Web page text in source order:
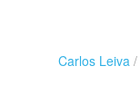
Carlos Leiva /